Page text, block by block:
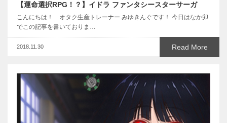
【運命選択RPG！？】イドラ ファンタシースターサーガ
こんにちは！ オタク生産トレーナー みゆきんぐです！ 今日はなか卯
でこの記事を書いておりま…
Read More
2018.11.30